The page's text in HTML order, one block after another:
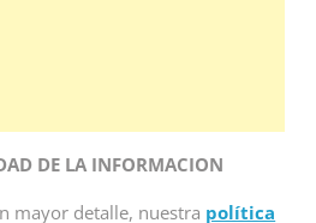
DE LA INFORMACION
mayor detalle, nuestra política